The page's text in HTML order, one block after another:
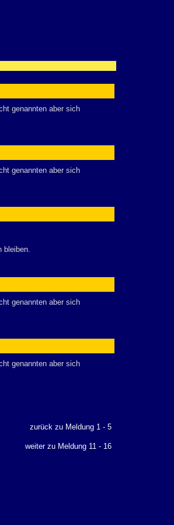
genannten aber sich
genannten aber sich
bleiben.
genannten aber sich
genannten aber sich
zurück zu Meldung 1 - 5
weiter zu Meldung 11 - 16